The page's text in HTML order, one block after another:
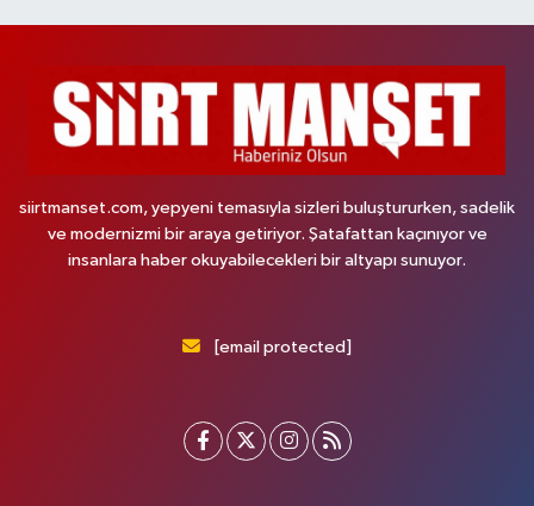
siirtmanset.com, yepyeni temasıyla sizleri buluştururken, sadelik
ve modernizmi bir araya getiriyor. Şatafattan kaçınıyor ve
insanlara haber okuyabilecekleri bir altyapı sunuyor.
[email protected]